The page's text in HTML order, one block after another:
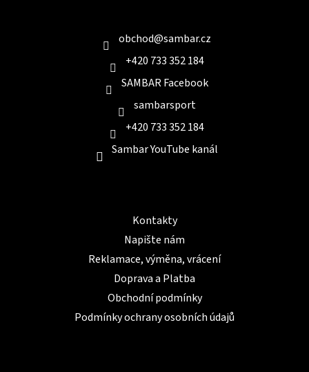
obchod@sambar.cz
+420 733 352 184
SAMBAR Facebook
sambarsport
+420 733 352 184
Sambar YouTube kanál
Kontakty
Napište nám
Reklamace, výměna, vrácení
Doprava a Platba
Obchodní podmínky
Podmínky ochrany osobních údajů